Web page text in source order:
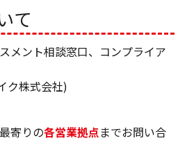
て
メント相談窓口、コンプライア
ク株式会社)
寄りの各営業拠点までお問い合